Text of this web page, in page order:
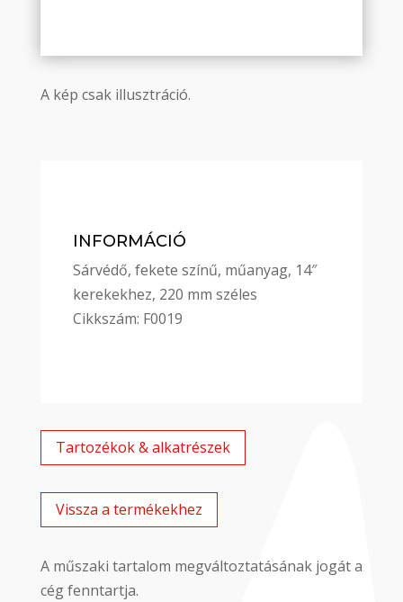
A kép csak illusztráció.
INFORMÁCIÓ
Sárvédő, fekete színű, műanyag, 14″
kerekekhez, 220 mm széles
Cikkszám: F0019
Tartozékok & alkatrészek
Vissza a termékekhez
A műszaki tartalom megváltoztatásának jogát a
cég fenntartja.